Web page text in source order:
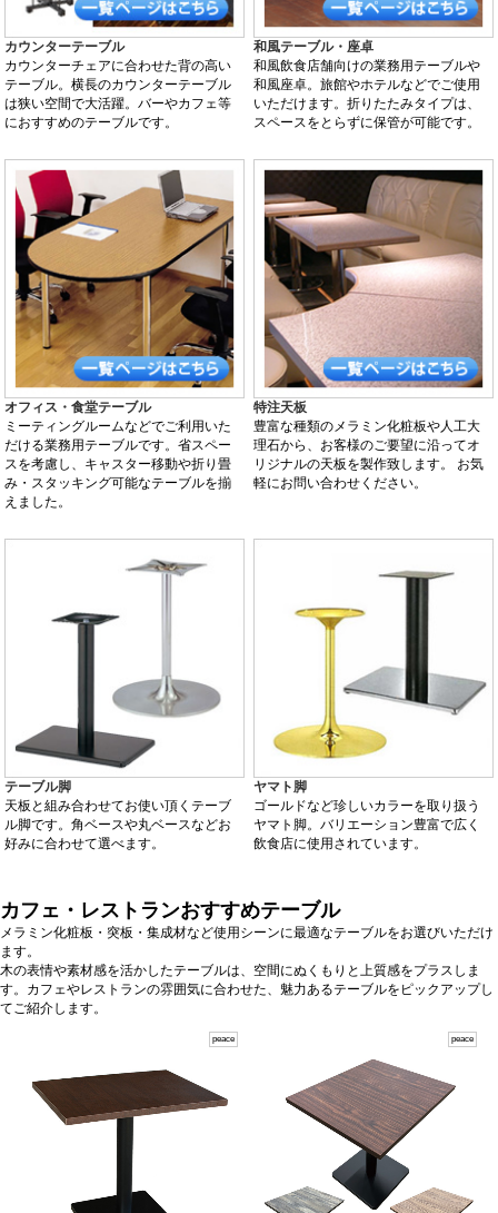
カウンターテーブル
カウンターチェアに合わせた背の高い
テーブル。横長のカウンターテーブル
は狭い空間で大活躍。バーやカフェ等
におすすめのテーブルです。
和風テーブル・座卓
和風飲食店舗向けの業務用テーブルや
和風座卓。旅館やホテルなどでご使用
いただけます。折りたたみタイプは、
スペースをとらずに保管が可能です。
オフィス・食堂テーブル
ミーティングルームなどでご利用いた
だける業務用テーブルです。省スペー
スを考慮し、キャスター移動や折り畳
み・スタッキング可能なテーブルを揃
えました。
特注天板
豊富な種類のメラミン化粧板や人工大
理石から、お客様のご要望に沿ってオ
リジナルの天板を製作致します。 お気
軽にお問い合わせください。
テーブル脚
天板と組み合わせてお使い頂くテーブ
ル脚です。角ベースや丸ベースなどお
好みに合わせて選べます。
ヤマト脚
ゴールドなど珍しいカラーを取り扱う
ヤマト脚。バリエーション豊富で広く
飲食店に使用されています。
カフェ・レストランおすすめテーブル
メラミン化粧板・突板・集成材など使用シーンに最適なテーブルをお選びいただけ
ます。
木の表情や素材感を活かしたテーブルは、空間にぬくもりと上質感をプラスしま
す。カフェやレストランの雰囲気に合わせた、魅力あるテーブルをピックアップし
てご紹介します。
peace peace